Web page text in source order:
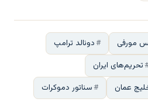
مورفی
دونالد ترامپ
تحریم‌های ایران
عمان سناتور دموکرات